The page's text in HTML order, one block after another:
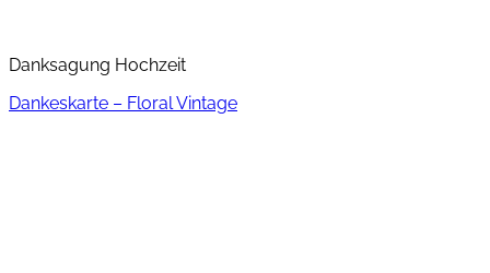
Danksagung Hochzeit
Dankeskarte – Floral Vintage